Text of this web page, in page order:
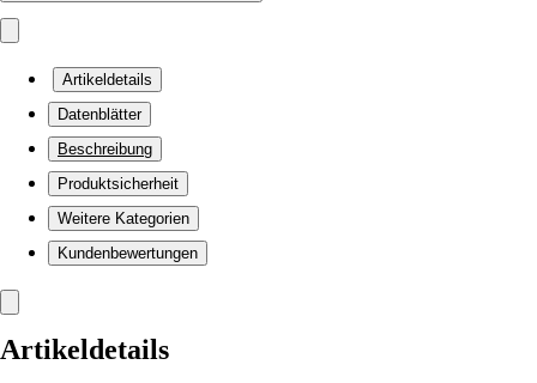
Artikeldetails
Datenblätter
Beschreibung
Produktsicherheit
Weitere Kategorien
Kundenbewertungen
Artikeldetails